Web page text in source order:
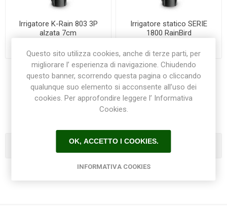
Irrigatore K-Rain 803 3P
alzata 7cm
€4,00
Irrigatore statico SERIE
1800 RainBird
1 2
Questo sito utilizza cookies, anche di terze parti, per
migliorare l’ esperienza di navigazione. Chiudendo
questo banner, scorrendo questa pagina o cliccando
qualunque suo elemento si acconsente all’uso dei
cookies. Per approfondire leggere l’ Informativa
Cookies.
OK, ACCETTO I COOKIES.
INFORMATIVA COOKIES